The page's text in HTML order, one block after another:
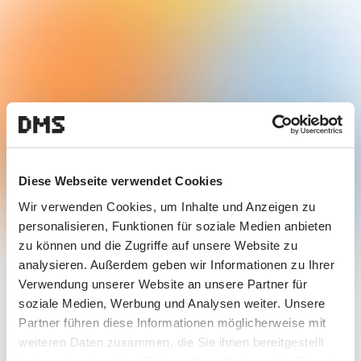
Diese Webseite verwendet Cookies
Wir verwenden Cookies, um Inhalte und Anzeigen zu
personalisieren, Funktionen für soziale Medien anbieten
zu können und die Zugriffe auf unsere Website zu
analysieren. Außerdem geben wir Informationen zu Ihrer
Verwendung unserer Website an unsere Partner für
soziale Medien, Werbung und Analysen weiter. Unsere
Partner führen diese Informationen möglicherweise mit
weiteren Daten zusammen, die Sie ihnen bereitgestellt